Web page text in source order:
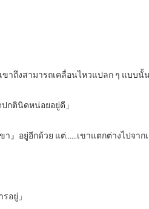
ถึงสามารถเคลื่อนไหวแปลก ๆ แบบนั้น
กตินิดหน่อยอยู่ดี」
อยู่อีกด้วย แต่……เขาแตกต่างไปจากเ
อยู่」